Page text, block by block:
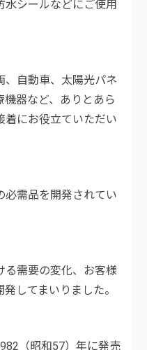
シールなどにご使用
、自動車、太陽光パネ
器など、ありとあら
着にお役立ていただい
必需品を開発されてい
る需要の変化、お客様
してまいりました。
（昭和57）年に発売